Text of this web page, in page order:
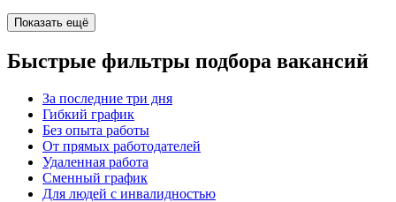
Показать ещё
Быстрые фильтры подбора вакансий
За последние три дня
Гибкий график
Без опыта работы
От прямых работодателей
Удаленная работа
Сменный график
Для людей с инвалидностью